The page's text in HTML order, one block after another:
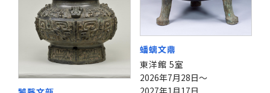
蟠螭文鼎
東洋館 5室
2026年7月28日～